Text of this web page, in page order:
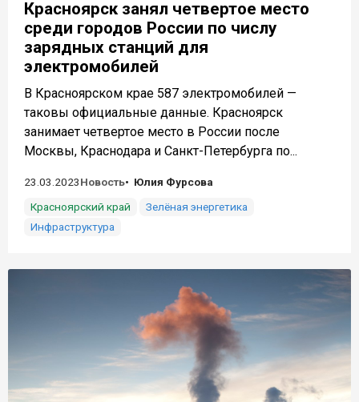
Красноярск занял четвертое место
среди городов России по числу
зарядных станций для
электромобилей
В Красноярском крае 587 электромобилей —
таковы официальные данные. Красноярск
занимает четвертое место в России после
Москвы, Краснодара и Санкт-Петербурга по...
23.03.2023Новость
Юлия Фурсова
Красноярский край
Зелёная энергетика
Инфраструктура